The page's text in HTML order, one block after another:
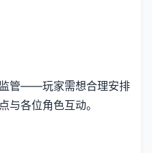
管——玩家需想合理安排
与各位角色互动。